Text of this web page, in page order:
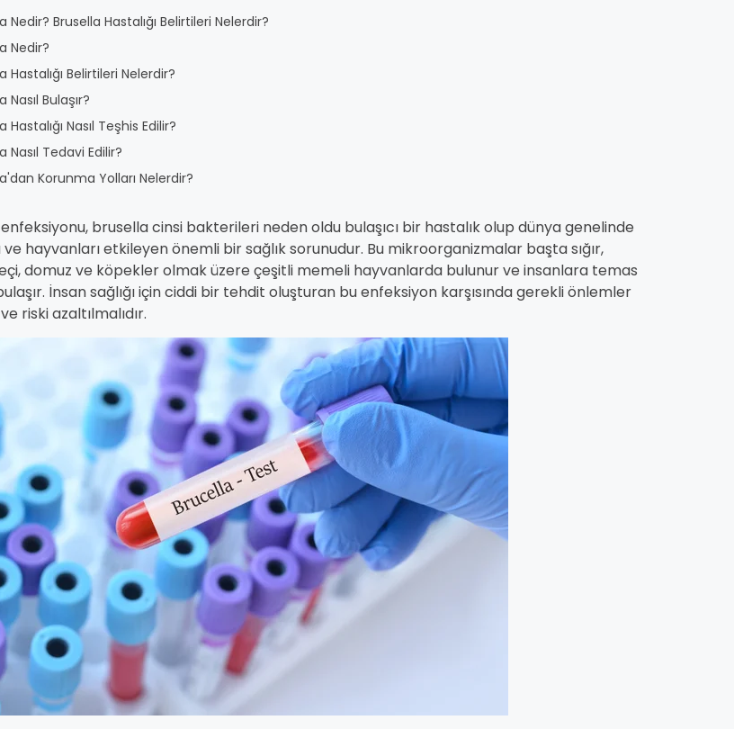
Nedir? Brusella Hastalığı Belirtileri Nelerdir?
Nedir?
Hastalığı Belirtileri Nelerdir?
Nasıl Bulaşır?
Hastalığı Nasıl Teşhis Edilir?
Nasıl Tedavi Edilir?
Korunma Yolları Nelerdir?
brusella cinsi bakterileri neden oldu bulaşıcı bir hastalık olup dünya genelinde
ve hayvanları etkileyen önemli bir sağlık sorunudur. Bu mikroorganizmalar başta sığır,
domuz ve köpekler olmak üzere çeşitli memeli hayvanlarda bulunur ve insanlara temas
İnsan sağlığı için ciddi bir tehdit oluşturan bu enfeksiyon karşısında gerekli önlemler
riski azaltılmalıdır.